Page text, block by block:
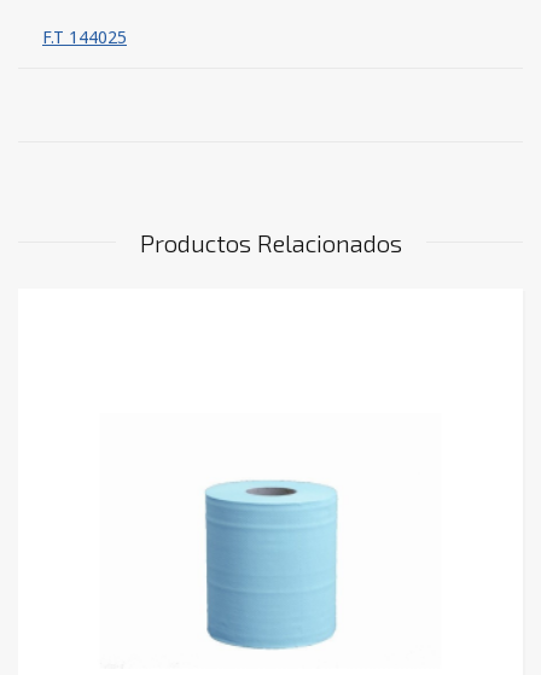
F.T 144025
Productos Relacionados